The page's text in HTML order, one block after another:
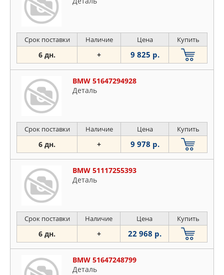
Срок поставки Наличие Цена Купить
6 дн. + 9 825 р.
BMW 51647294928
Деталь
Срок поставки Наличие Цена Купить
6 дн. + 9 978 р.
BMW 51117255393
Деталь
Срок поставки Наличие Цена Купить
6 дн. + 22 968 р.
BMW 51647248799
Деталь